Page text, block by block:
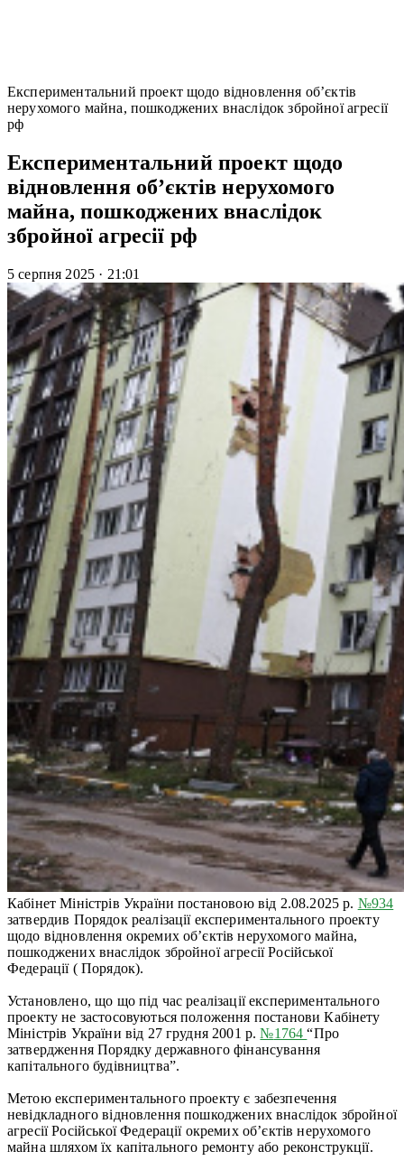
Експериментальний проект щодо відновлення об’єктів
нерухомого майна, пошкоджених внаслідок збройної агресії
рф
Експериментальний проект щодо
відновлення об’єктів нерухомого
майна, пошкоджених внаслідок
збройної агресії рф
5 серпня 2025 · 21:01
Кабінет Міністрів України постановою від 2.08.2025 р. №934
затвердив Порядок реалізації експериментального проекту
щодо відновлення окремих об’єктів нерухомого майна,
пошкоджених внаслідок збройної агресії Російської
Федерації ( Порядок).
Установлено, що що під час реалізації експериментального
проекту не застосовуються положення постанови Кабінету
Міністрів України від 27 грудня 2001 р.№1764“Про
затвердження Порядку державного фінансування
капітального будівництва”.
Метою експериментального проекту є забезпечення
невідкладного відновлення пошкоджених внаслідок збройної
агресії Російської Федерації окремих об’єктів нерухомого
майна шляхом їх капітального ремонту або реконструкції.